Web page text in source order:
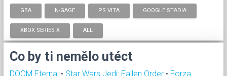
GBA N-GAGE PS VITA GOOGLE STADIA
XBOX SERIES X ALL
Co by ti nemělo utéct
DOOM Eternal • Star Wars Jedi: Fallen Order • Forza